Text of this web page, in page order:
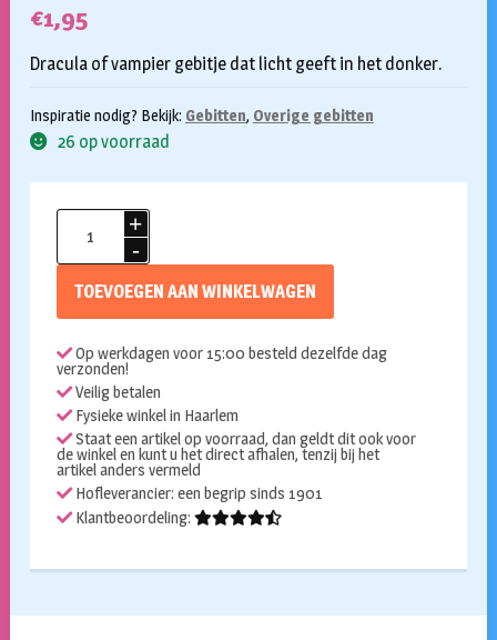
€1,95
Dracula of vampier gebitje dat licht geeft in het donker.
Inspiratie nodig? Bekijk: Gebitten, Overige gebitten
26 op voorraad
gebit
dark
aantal
TOEVOEGEN AAN WINKELWAGEN
Op werkdagen voor 15:00 besteld dezelfde dag
verzonden!
Veilig betalen
Fysieke winkel in Haarlem
Staat een artikel op voorraad, dan geldt dit ook voor
de winkel en kunt u het direct afhalen, tenzij bij het
artikel anders vermeld
Hofleverancier: een begrip sinds 1901
Klantbeoordeling: